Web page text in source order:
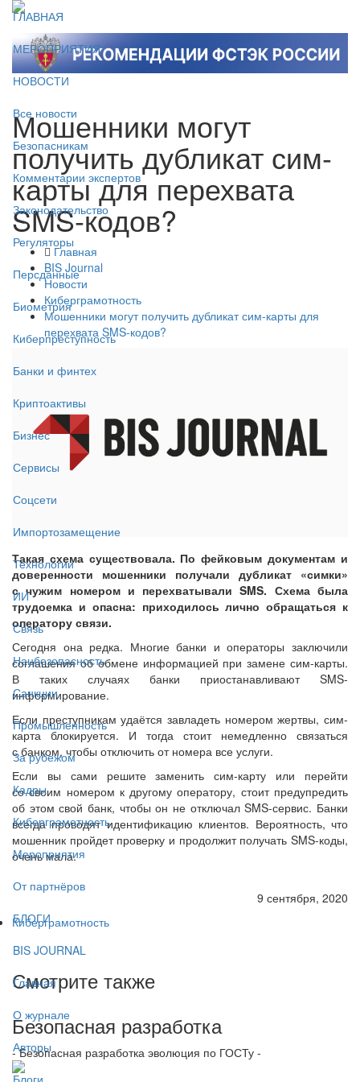
ГЛАВНАЯ
МЕРОПРИЯТИЯ
НОВОСТИ
Все новости
Безопасникам
Комментарии экспертов
Законодательство
Регуляторы
Персданные
Биометрия
Киберпреступность
Банки и финтех
Криптоактивы
Бизнес
Сервисы
Соцсети
Импортозамещение
Технологии
ИИ
Связь
Нацбезопасность
Санкции
Промышленность
За рубежом
Кадры
Киберграмотность
Мероприятия
От партнёров
БЛОГИ
BIS JOURNAL
Главная
О журнале
Авторы
Блоги
Мошенники могут
получить дубликат сим-
карты для перехвата
SMS-кодов?
Главная
BIS Journal
Новости
Киберграмотность
Мошенники могут получить дубликат сим-карты для
перехвата SMS-кодов?
Такая схема существовала. По фейковым документам и
доверенности мошенники получали дубликат «симки»
с чужим номером и перехватывали SMS. Схема была
трудоемка и опасна: приходилось лично обращаться к
оператору связи.
Сегодня она редка. Многие банки и операторы заключили
соглашения об обмене информацией при замене сим-карты.
В таких случаях банки приостанавливают SMS-
информирование.
Если преступникам удаётся завладеть номером жертвы, сим-
карта блокируется. И тогда стоит немедленно связаться
с банком, чтобы отключить от номера все услуги.
Если вы сами решите заменить сим-карту или перейти
со своим номером к другому оператору, стоит предупредить
об этом свой банк, чтобы он не отключал SMS-сервис. Банки
всегда проводят идентификацию клиентов. Вероятность, что
мошенник пройдет проверку и продолжит получать SMS-коды,
очень мала.
9 сентября, 2020
Киберграмотность
Смотрите также
Безопасная разработка
- Безопасная разработка эволюция по ГОСТу -